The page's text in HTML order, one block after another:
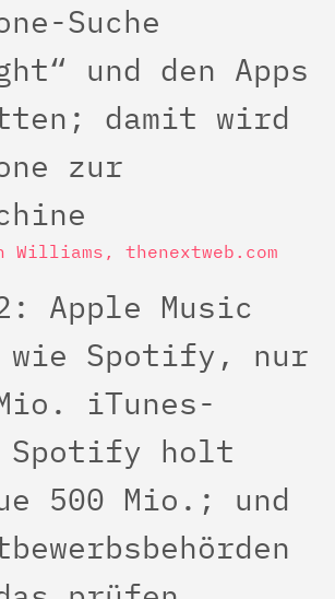
Suche
und den Apps
damit wird
zur
Williams, thenextweb.com
Apple Music
wie Spotify, nur
iTunes-
Spotify holt
500 Mio.; und